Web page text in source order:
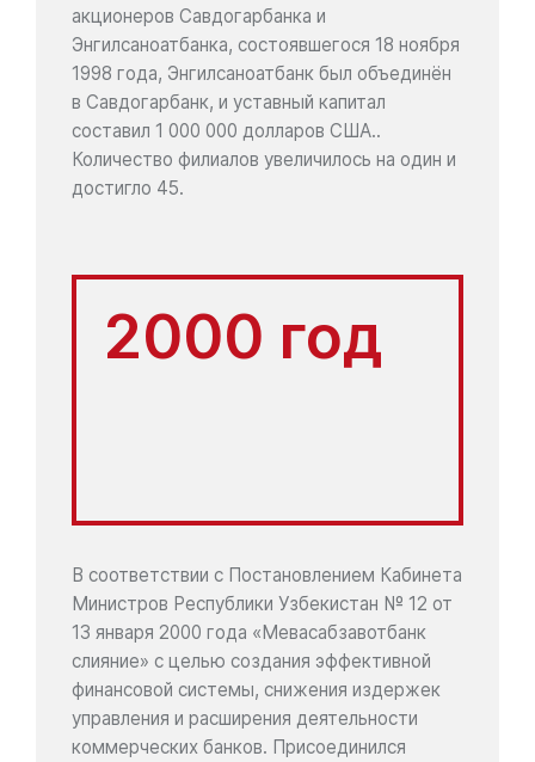
акционеров Савдогарбанка и
Энгилсаноатбанка, состоявшегося 18 ноября
1998 года, Энгилсаноатбанк был объединён
в Савдогарбанк, и уставный капитал
составил 1 000 000 долларов США..
Количество филиалов увеличилось на один и
достигло 45.
2000 год
В соответствии с Постановлением Кабинета
Министров Республики Узбекистан № 12 от
13 января 2000 года «Мевасабзавотбанк
слияние» с целью создания эффективной
финансовой системы, снижения издержек
управления и расширения деятельности
коммерческих банков. Присоединился